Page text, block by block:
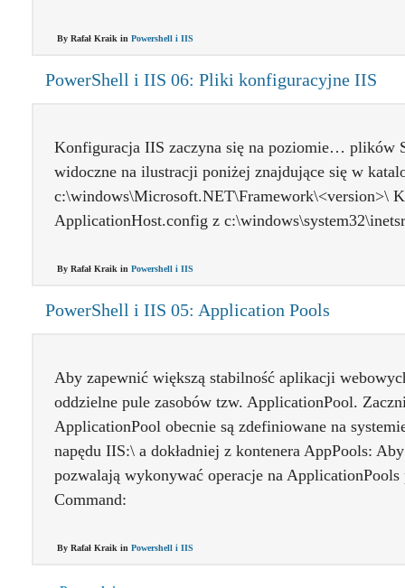
By Rafał Kraik in Powershell i IIS
PowerShell i IIS 06: Pliki konfiguracyjne IIS
Konfiguracja IIS zaczyna się na poziomie… plików
widoczne na ilustracji poniżej znajdujące się w
c:\windows\Microsoft.NET\Framework\<version>\
ApplicationHost.config z
By Rafał Kraik in Powershell i IIS
PowerShell i IIS 05: Application Pools
Aby zapewnić większą stabilność aplikacji
oddzielne pule zasobów tzw. ApplicationPool.
ApplicationPool obecnie są zdefiniowane na
napędu IIS:\ a dokładniej z kontenera AppPools:
pozwalają wykonywać operacje na ApplicationPools
Command:
By Rafał Kraik in Powershell i IIS